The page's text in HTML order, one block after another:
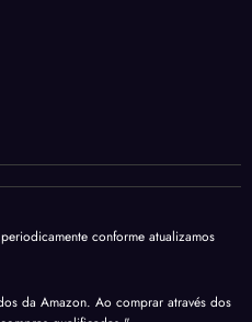
conforme atualizamos
da Amazon. Ao comprar através dos